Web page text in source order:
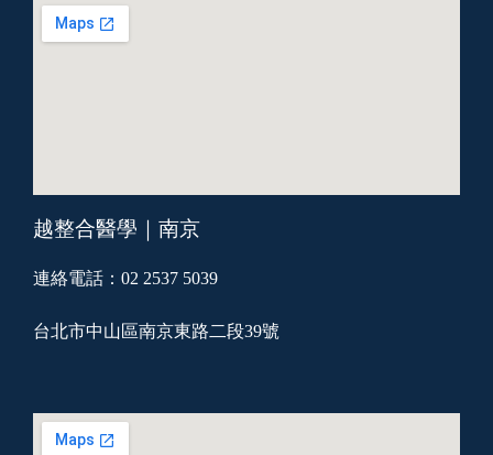
越整合醫學｜南京
連絡電話：02 2537 5039
台北市中山區南京東路二段39號